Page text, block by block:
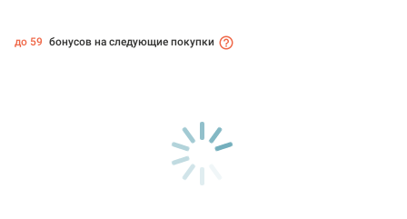
до 59 бонусов на следующие покупки